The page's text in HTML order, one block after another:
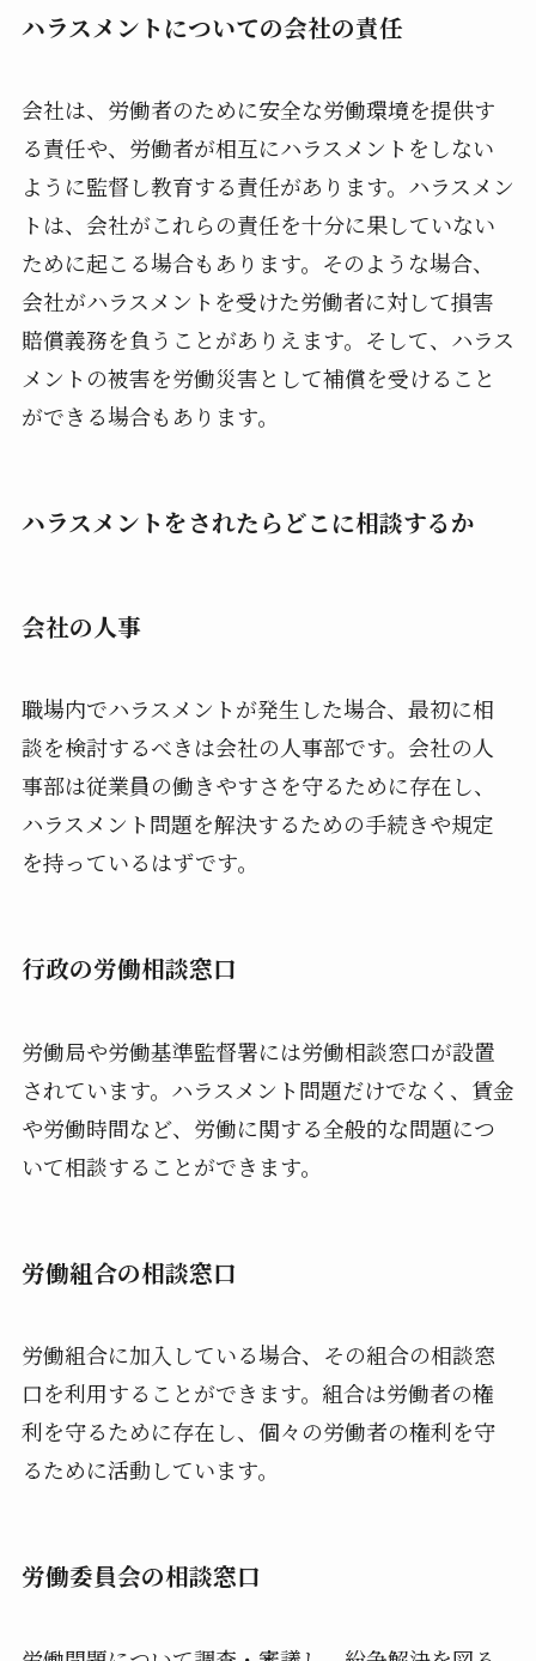
ハラスメントについての会社の責任
会社は、労働者のために安全な労働環境を提供す
る責任や、労働者が相互にハラスメントをしない
ように監督し教育する責任があります。ハラスメン
トは、会社がこれらの責任を十分に果していない
ために起こる場合もあります。そのような場合、
会社がハラスメントを受けた労働者に対して損害
賠償義務を負うことがありえます。そして、ハラス
メントの被害を労働災害として補償を受けること
ができる場合もあります。
ハラスメントをされたらどこに相談するか
会社の人事
職場内でハラスメントが発生した場合、最初に相
談を検討するべきは会社の人事部です。会社の人
事部は従業員の働きやすさを守るために存在し、
ハラスメント問題を解決するための手続きや規定
を持っているはずです。
行政の労働相談窓口
労働局や労働基準監督署には労働相談窓口が設置
されています。ハラスメント問題だけでなく、賃金
や労働時間など、労働に関する全般的な問題につ
いて相談することができます。
労働組合の相談窓口
労働組合に加入している場合、その組合の相談窓
口を利用することができます。組合は労働者の権
利を守るために存在し、個々の労働者の権利を守
るために活動しています。
労働委員会の相談窓口